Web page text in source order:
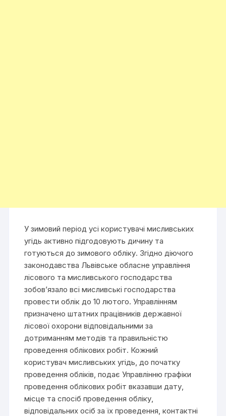
У зимовий період усі користувачі мисливських
угідь активно підгодовують дичину та
готуються до зимового обліку. Згідно діючого
законодавства Львівське обласне управління
лісового та мисливського господарства
зобов’язало всі мисливські господарства
провести облік до 10 лютого. Управлінням
призначено штатних працівників державної
лісової охорони відповідальними за
дотриманням методів та правильністю
проведення облікових робіт. Кожний
користувач мисливських угідь, до початку
проведення обліків, подає Управлінню графіки
проведення облікових робіт вказавши дату,
місце та спосіб проведення обліку,
відповідальних осіб за їх проведення, контактні